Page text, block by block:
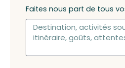
Faites nous part de tous